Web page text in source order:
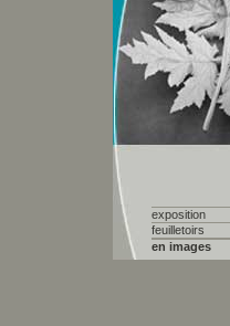
exposition
feuilletoirs
en images